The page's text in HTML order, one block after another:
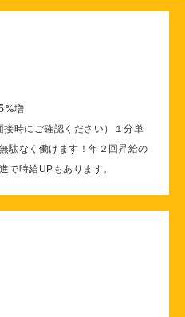
%増
時にご確認ください）１分単
駄なく働けます！年２回昇給の
で時給UPもあります。